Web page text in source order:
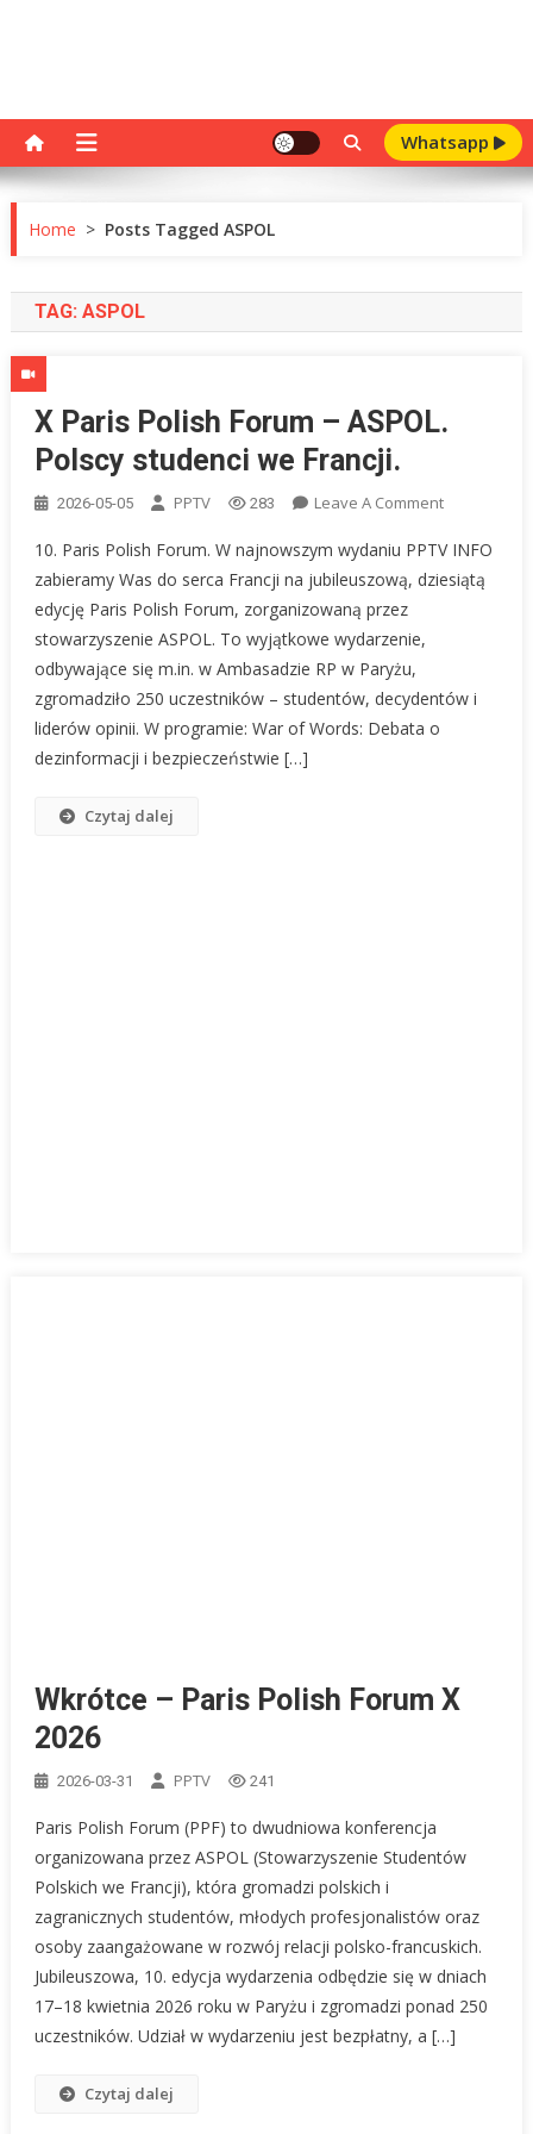
Whatsapp
Home > Posts Tagged ASPOL
TAG: ASPOL
X Paris Polish Forum – ASPOL.
Polscy studenci we Francji.
2026-05-05 PPTV 283 Leave A CommentOn
Paris
Polish
Polscy
10. Paris Polish Forum. W najnowszym wydaniu PPTV INFO
zabieramy Was do serca Francji na jubileuszową, dziesiątą
edycję Paris Polish Forum, zorganizowaną przez
stowarzyszenie ASPOL. To wyjątkowe wydarzenie,
odbywające się m.in. w Ambasadzie RP w Paryżu,
zgromadziło 250 uczestników – studentów, decydentów i
liderów opinii. W programie: War of Words: Debata o
dezinformacji i bezpieczeństwie […]
Czytaj dalej
Wkrótce – Paris Polish Forum X
2026
2026-03-31 PPTV 241
Paris Polish Forum (PPF) to dwudniowa konferencja
organizowana przez ASPOL (Stowarzyszenie Studentów
Polskich we Francji), która gromadzi polskich i
zagranicznych studentów, młodych profesjonalistów oraz
osoby zaangażowane w rozwój relacji polsko-francuskich.
Jubileuszowa, 10. edycja wydarzenia odbędzie się w dniach
17–18 kwietnia 2026 roku w Paryżu i zgromadzi ponad 250
uczestników. Udział w wydarzeniu jest bezpłatny, a […]
Czytaj dalej